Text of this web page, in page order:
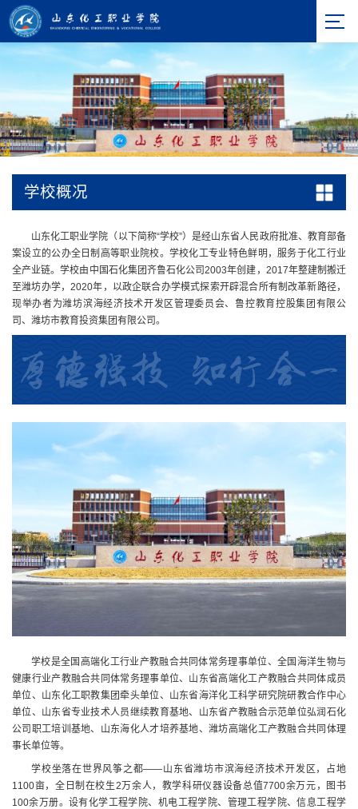
学校概况
山东化工职业学院（以下简称“学校”）是经山东省人民政府批准、教育部备
案设立的公办全日制高等职业院校。学校化工专业特色鲜明，服务于化工行业
全产业链。学校由中国石化集团齐鲁石化公司2003年创建，2017年整建制搬迁
至潍坊办学，2020年，以政企联合办学模式探索开辟混合所有制改革新路径，
现举办者为潍坊滨海经济技术开发区管理委员会、鲁控教育控股集团有限公
司、潍坊市教育投资集团有限公司。
学校是全国高端化工行业产教融合共同体常务理事单位、全国海洋生物与
健康行业产教融合共同体常务理事单位、山东省高端化工产教融合共同体成员
单位、山东化工职教集团牵头单位、山东省海洋化工科学研究院研教合作中心
单位、山东省专业技术人员继续教育基地、山东省产教融合示范单位弘润石化
公司职工培训基地、山东海化人才培养基地、潍坊高端化工产教融合共同体理
事长单位等。
学校坐落在世界风筝之都——山东省潍坊市滨海经济技术开发区，占地
1100亩，全日制在校生2万余人，教学科研仪器设备总值7700余万元，图书
100余万册。设有化学工程学院、机电工程学院、管理工程学院、信息工程学